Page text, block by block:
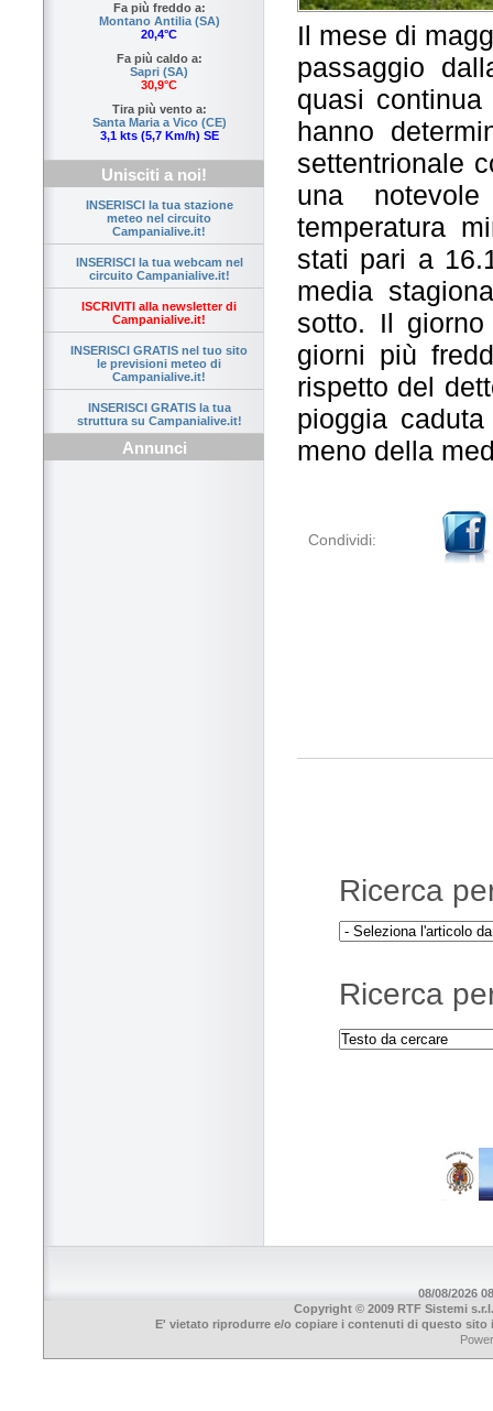
Fa più freddo a:
Montano Antilia (SA)
20,4°C
Fa più caldo a:
Sapri (SA)
30,9°C
Tira più vento a:
Santa Maria a Vico (CE)
3,1 kts (5,7 Km/h) SE
Unisciti a noi!
INSERISCI la tua stazione
meteo nel circuito
Campanialive.it!
INSERISCI la tua webcam nel
circuito Campanialive.it!
ISCRIVITI alla newsletter di
Campanialive.it!
INSERISCI GRATIS nel tuo sito
le previsioni meteo di
Campanialive.it!
INSERISCI GRATIS la tua
struttura su Campanialive.it!
Annunci
Il mese di
passaggio
quasi
hanno
settentrionale
una
temperatura
stati pari a
media
sotto. Il
giorni più
rispetto del
pioggia
meno della
Condividi:
Ricerca
Ricerca
08/08/2026
Copyright © 2009 RTF Sistemi
E' vietato riprodurre e/o copiare i contenuti di questo